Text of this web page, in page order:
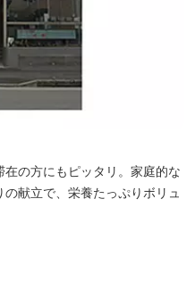
の方にもピッタリ。家庭的な
献立で、栄養たっぷりボリュ